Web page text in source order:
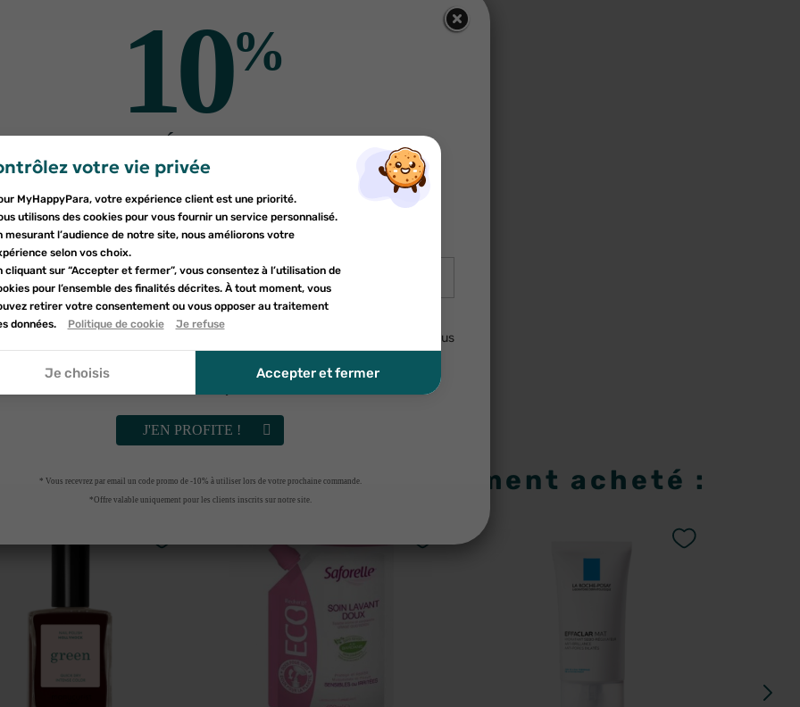
produits pour vous
ce produit ont également acheté :
à ma liste d'envies
Créer une nouvelle liste
une liste d'envies ×
de la liste d'envies
×
devez être connecté pour ajouter des produits à votre liste d'envies.
votre vie privée
MyHappyPara, votre expérience client est une priorité.
utilisons des cookies pour vous fournir un service personnalisé.
mesurant l’audience de notre site, nous améliorons votre
selon vos choix.
cliquant sur “Accepter et fermer”, vous consentez à l’utilisation de
pour l’ensemble des finalités décrites. À tout moment, vous
retirer votre consentement ou vous opposer au traitement
données.
Politique de cookie Je refuse
Je choisis Accepter et fermer
10%
DE RÉDUCTION
sur votre première commande
Inscrivez-vous à notre newsletter et profitez
d'une réduction sur votre première commande*
ce formulaire, j'accepte que les informations saisies soient utilisées
le cadre de ma demande et de la relation commerciale qui peut en découler. Vous
à la politique de confidentialité.
J'EN PROFITE !
* Vous recevrez par email un code promo de -10% à utiliser lors de votre prochaine commande.
*Offre valable uniquement pour les clients inscrits sur notre site.